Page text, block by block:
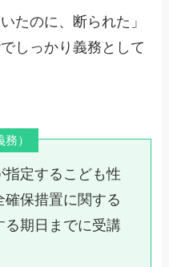
たのに、断られた」
しっかり義務として
）
定するこども性
保措置に関する
る期日までに受講